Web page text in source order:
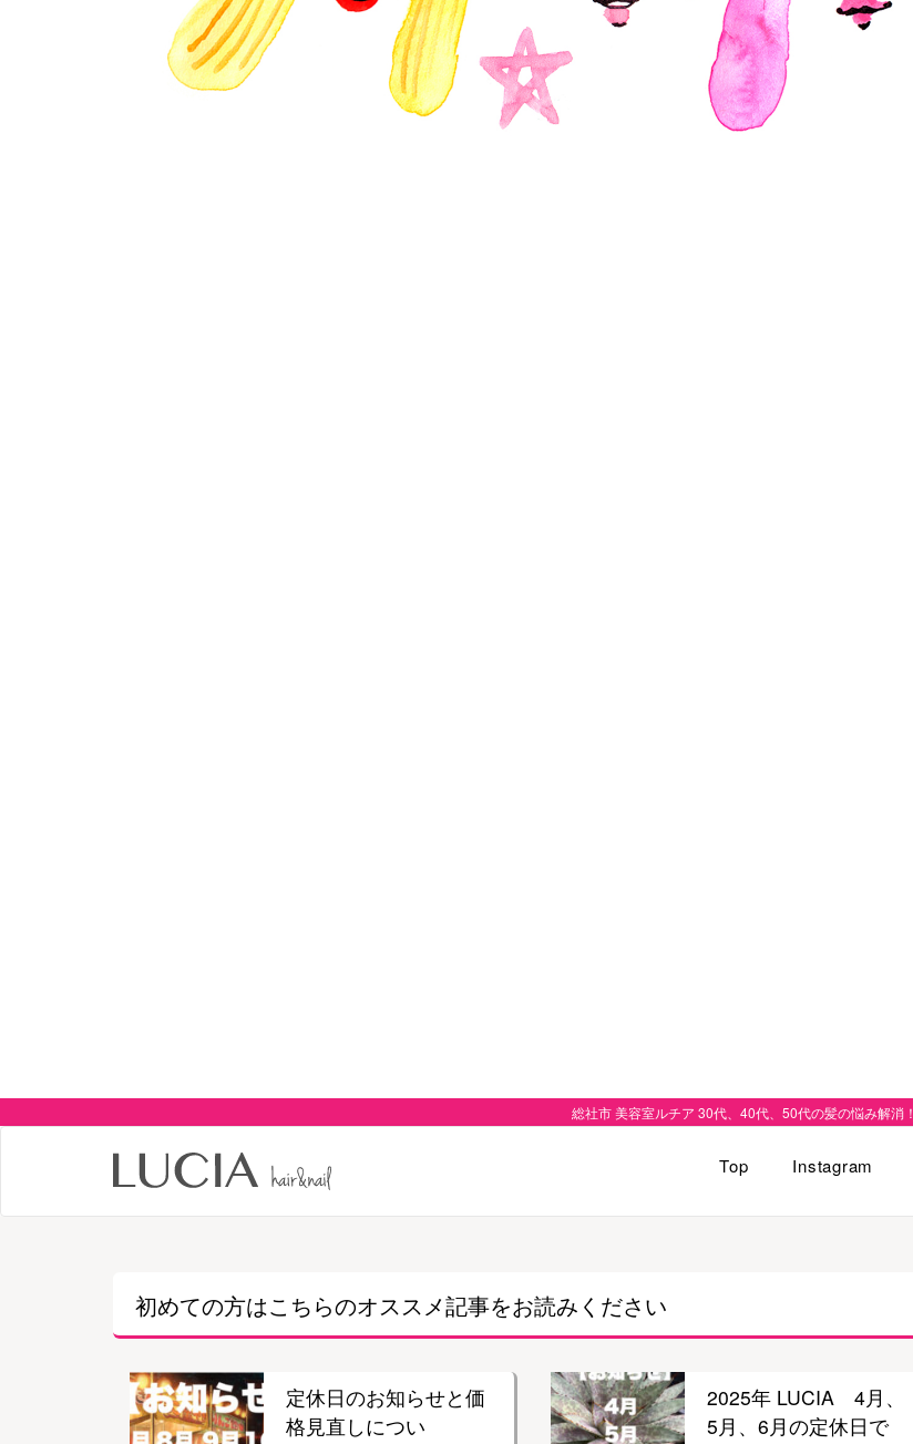
総社市 美容室ルチア 30代、40代、50代の髪の悩み解消！
Top Instagram
初めての方はこちらのオススメ記事をお読みください
定休日のお知らせと価
格見直しについ
2025年 LUCIA 4月、
5月、6月の定休日で